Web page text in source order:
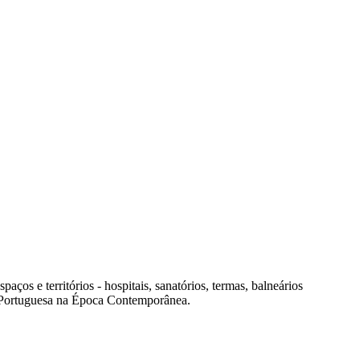
e territórios - hospitais, sanatórios, termas, balneários
na Época Contemporânea.